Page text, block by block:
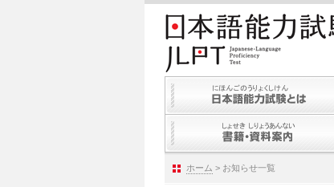
ホーム > お知らせ一覧